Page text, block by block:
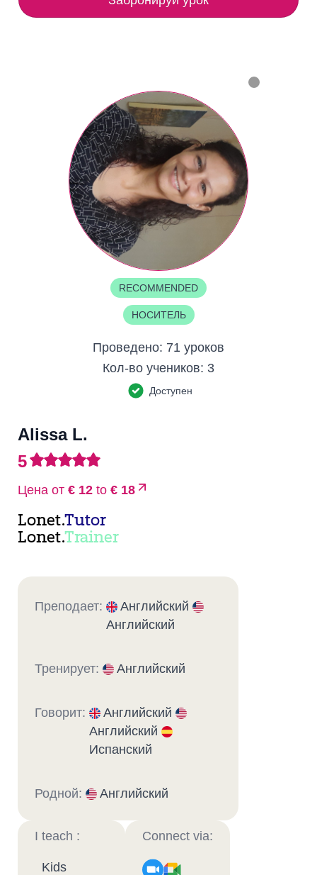
RECOMMENDED
НОСИТЕЛЬ
Проведено: 71 уроков
Кол-во учеников: 3
Доступен
Alissa L.
5
Цена от € 12 to € 18
Lonet.Tutor
Lonet.Trainer
Преподает:
Английский
Английский
Тренирует: Английский
Говорит:
Английский
Английский
Испанский
Родной: Английский
I teach :
Kids
Connect via: